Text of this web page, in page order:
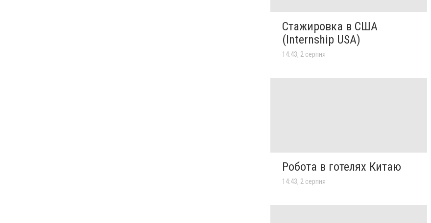
Стажировка в США
(Internship USA)
14:43, 2 серпня
Робота в готелях Китаю
14:43, 2 серпня